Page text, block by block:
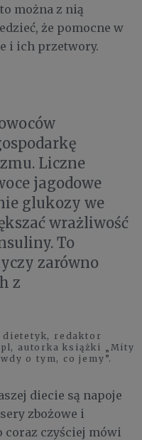
można z nią
że pomocne w
i ich przetwory.
Liczne
jagodowe
glukozy we
wrażliwość
To
zarówno
z
dietetyk, redaktor
autorka książki „Mity
o tym, co jemy”.
diecie są napoje
zbożowe i
coraz czyściej mówi